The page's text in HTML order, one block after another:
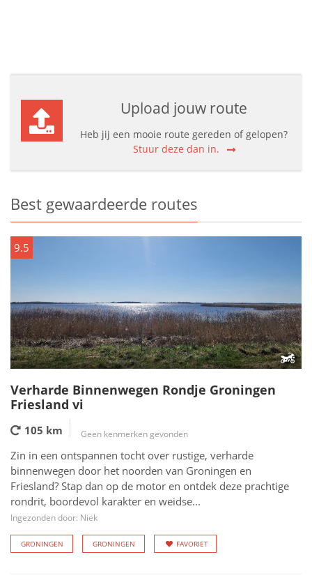
Upload jouw route
Heb jij een mooie route gereden of gelopen?
Stuur deze dan in.
Best gewaardeerde routes
9.5
Verharde Binnenwegen Rondje Groningen
Friesland vi
105 km Geen kenmerken gevonden
Zin in een ontspannen tocht over rustige, verharde
binnenwegen door het noorden van Groningen en
Friesland? Stap dan op de motor en ontdek deze prachtige
rondrit, boordevol karakter en weidse...
Ingezonden door: Niek
GRONINGEN GRONINGEN FAVORIET